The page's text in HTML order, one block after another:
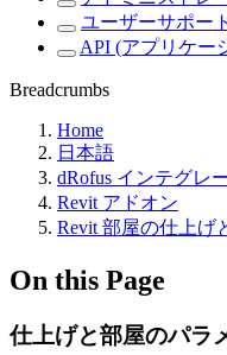
ユーザーサポート
API (アプリケー
Breadcrumbs
Home
日本語
dRofus インテグレ
Revit アドオン
Revit 部屋の仕上げ
On this Page
仕上げと部屋のパラ